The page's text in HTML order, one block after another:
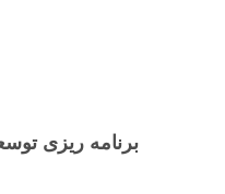
برنامه ریزی